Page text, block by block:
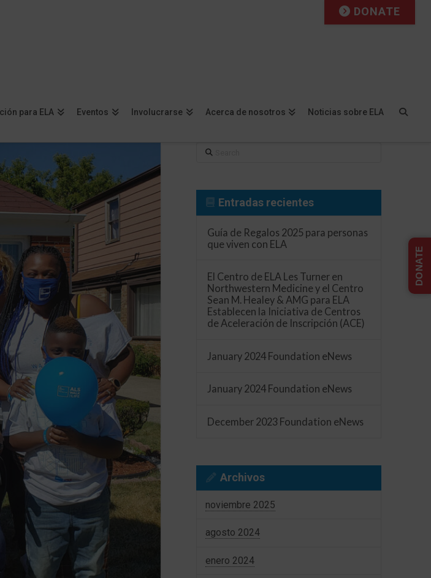
para ELA Eventos Involucrarse Acerca de nosotros Noticias sobre ELA
DONATE
Search
Entradas recientes
Guía de Regalos 2025 para personas
que viven con ELA
El Centro de ELA Les Turner en
Northwestern Medicine y el Centro
Sean M. Healey & AMG para ELA
Establecen la Iniciativa de Centros
de Aceleración de Inscripción (ACE)
January 2024 Foundation eNews
January 2024 Foundation eNews
December 2023 Foundation eNews
Archivos
noviembre 2025
agosto 2024
enero 2024
DONATE